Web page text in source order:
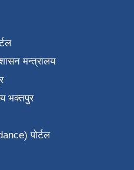
मन्त्रालय
भक्तपुर
पोर्टल